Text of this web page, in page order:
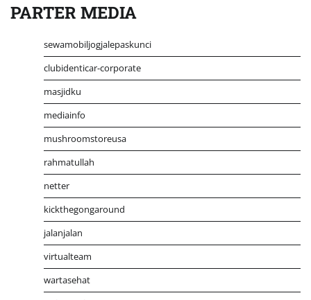
PARTER MEDIA
sewamobiljogjalepaskunci
clubidenticar-corporate
masjidku
mediainfo
mushroomstoreusa
rahmatullah
netter
kickthegongaround
jalanjalan
virtualteam
wartasehat